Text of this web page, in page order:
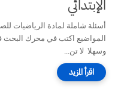
الإبتدائي
أسئلة شاملة لمادة الرياضيات
المواضيع اكتب في محرك البحث
وسهلا لا تن...